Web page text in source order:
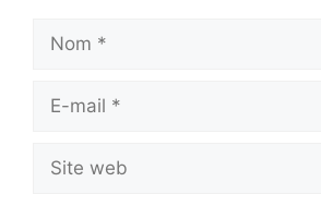
Nom
Site
web